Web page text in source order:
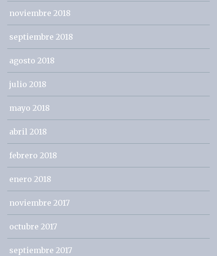
noviembre 2018
septiembre 2018
agosto 2018
julio 2018
mayo 2018
abril 2018
febrero 2018
enero 2018
noviembre 2017
octubre 2017
septiembre 2017